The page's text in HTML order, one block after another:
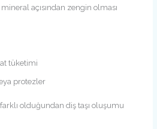
açısından zengin olması
tüketimi
protezler
olduğundan diş taşı oluşumu